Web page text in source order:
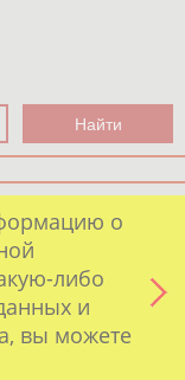
о
либо
и
вы можете